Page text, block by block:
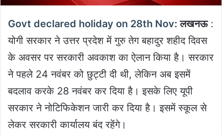
Govt declared holiday on 28th Nov: लखनऊ:
योगी सरकार ने उत्तर प्रदेश में गुरु तेग बहादुर शहीद दिवस
के अवसर पर सरकारी अवकाश का ऐलान किया है। सरकार
ने पहले 24 नवंबर को छुट्टी दी थी, लेकिन अब इसमें
बदलाव करके 28 नवंबर कर दिया है। इसके लिए यूपी
सरकार ने नोटिफिकेशन जारी कर दिया है। इसमें स्कूल से
लेकर सरकारी कार्यालय बंद रहेंगे।